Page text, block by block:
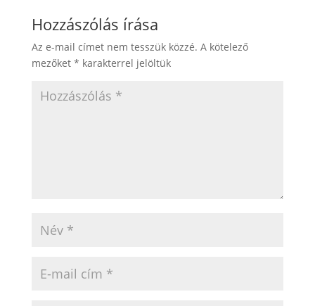
Hozzászólás írása
Az e-mail címet nem tesszük közzé. A kötelező
mezőket * karakterrel jelöltük